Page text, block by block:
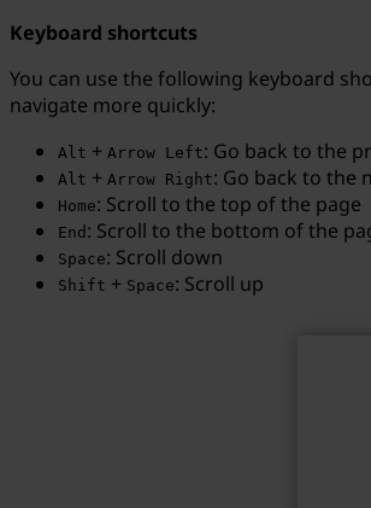
Keyboard shortcuts
You can use the following keyboard
navigate more quickly:
Alt + Arrow Left: Go back to the
Alt + Arrow Right: Go back to the
Home: Scroll to the top of the page
End : Scroll to the bottom of the
Space: Scroll down
Shift + Space: Scroll up
Search term...